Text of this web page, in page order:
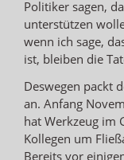
Politiker sagen,
unterstützen
wenn ich sage,
ist, bleiben die
Deswegen packt
an. Anfang
hat Werkzeug im
Kollegen um
Bereits vor